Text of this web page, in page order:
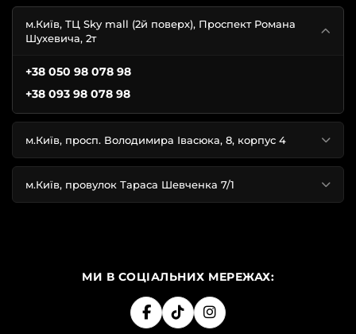
м.Київ, ТЦ Sky mall (2й поверх), Проспект Романа
Шухевича, 2т
+38 050 98 078 98
+38 093 98 078 98
м.Київ, просп. Володимира Івасюка, 8, корпус 4
м.Київ, провулок Тараса Шевченка 7/1
МИ В СОЦІАЛЬНИХ МЕРЕЖАХ: